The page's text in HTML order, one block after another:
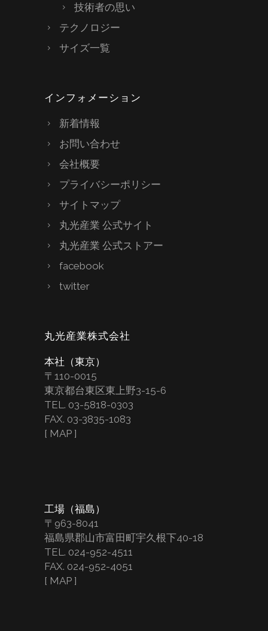
技術者の思い
テクノロジー
サイズ一覧
インフォメーション
新着情報
お問い合わせ
会社概要
プライバシーポリシー
サイトマップ
丸光産業 公式サイト
丸光産業 公式ストアー
facebook
twitter
丸光産業株式会社
本社（東京）
〒110-0015
東京都台東区東上野3-15-6
TEL. 03-5818-0303
FAX. 03-3835-1083
[ MAP ]
工場（福島）
〒963-8041
福島県郡山市富田町宇久根下40-18
TEL. 024-952-4511
FAX. 024-952-4051
[ MAP ]